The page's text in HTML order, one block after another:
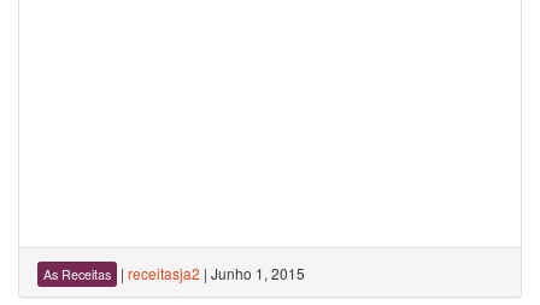
As Receitas | receitasja2 | Junho 1, 2015